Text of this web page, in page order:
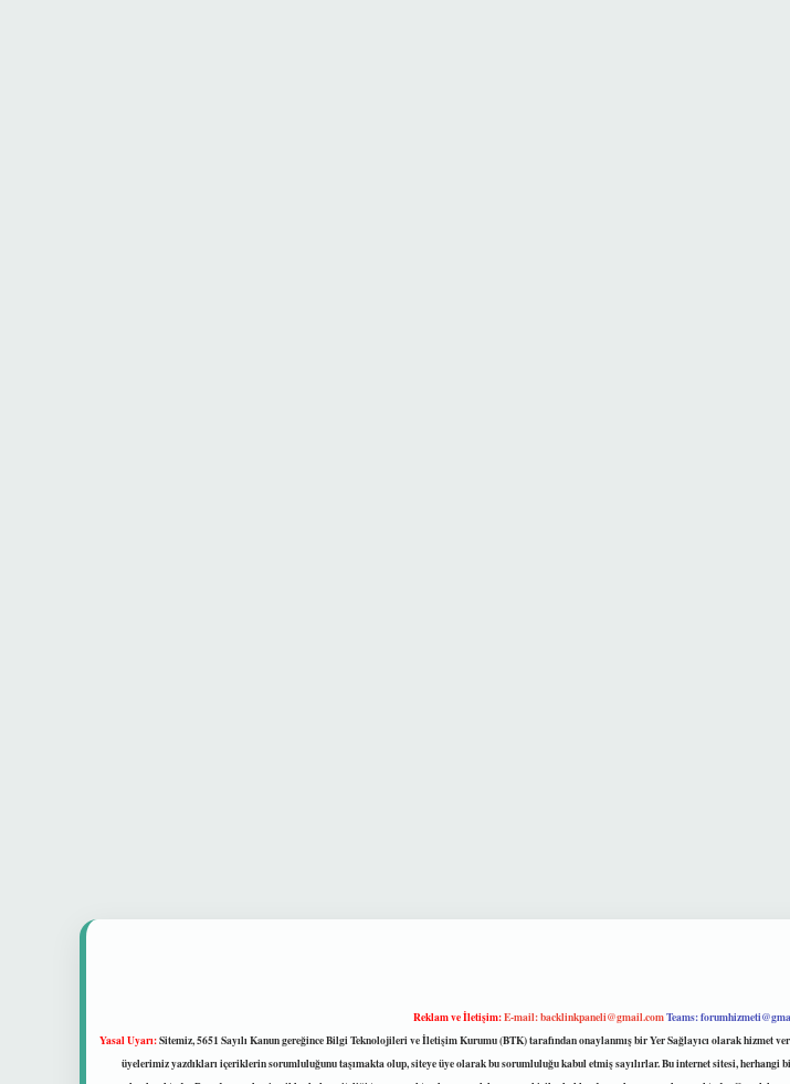
Reklam ve İletişim:E-mail:backlinkpaneli@gmail.comTeams:
Yasal Uyarı:Sitemiz, 5651 Sayılı Kanun gereğince Bilgi Teknolojileri ve İletişim Kurumu (BTK) tarafından onaylanmış bir Yer Sağlayıcı olarak hizmet
üyelerimiz yazdıkları içeriklerin sorumluluğunu taşımakta olup, siteye üye olarak bu sorumluluğu kabul etmiş sayılırlar. Bu internet sitesi, herhangi